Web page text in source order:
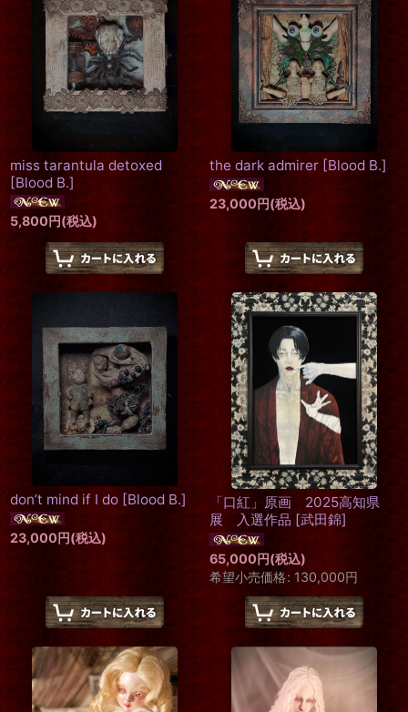
miss tarantula detoxed
[Blood B.]
5,800円(税込)
the dark admirer [Blood B.]
23,000円(税込)
don’t mind if I do [Blood B.]
23,000円(税込)
「口紅」原画 2025高知県
展 入選作品 [武田錦]
65,000円(税込)
希望小売価格: 130,000円